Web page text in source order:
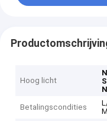
Hoog licht
Betalingscondities